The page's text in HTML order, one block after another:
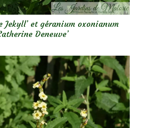
Jekyll’ et géranium oxonianum
Deneuve’